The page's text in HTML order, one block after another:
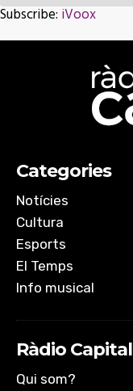
iVoox
SHARE
EMBED
Subscribe: iVoox
Categories
Notícies
Cultura
Esports
El Temps
Info musical
Ràdio Capital
Qui som?